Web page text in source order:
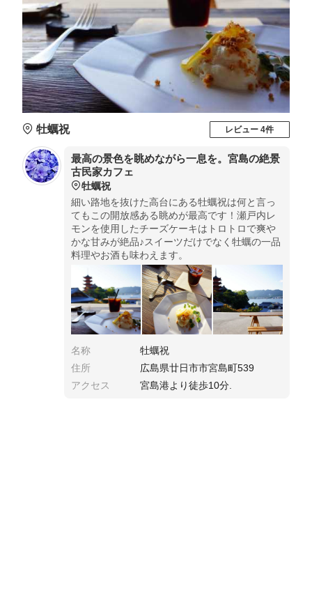
牡蠣祝 レビュー 4件
最高の景色を眺めながら一息を。宮島の絶景
古民家カフェ
牡蠣祝
細い路地を抜けた高台にある牡蠣祝は何と言っ
てもこの開放感ある眺めが最高です！瀬戸内レ
モンを使用したチーズケーキはトロトロで爽や
かな甘みが絶品♪スイーツだけでなく牡蠣の一品
料理やお酒も味わえます。
名称
牡蠣祝
住所
広島県廿日市市宮島町539
アクセス
宮島港より徒歩10分.